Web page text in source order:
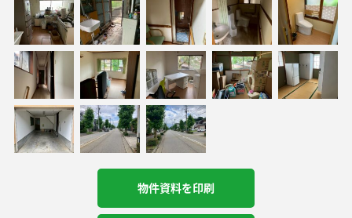
物件資料を印刷